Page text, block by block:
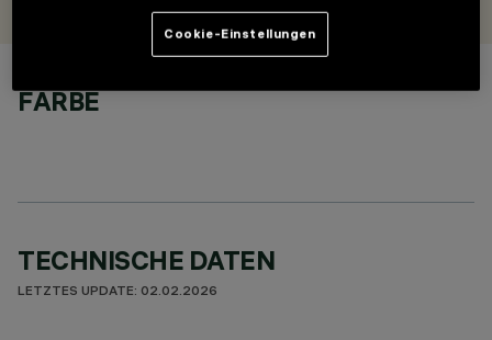
FARBE
TECHNISCHE DATEN
LETZTES UPDATE: 02.02.2026
Cookie-Einstellungen